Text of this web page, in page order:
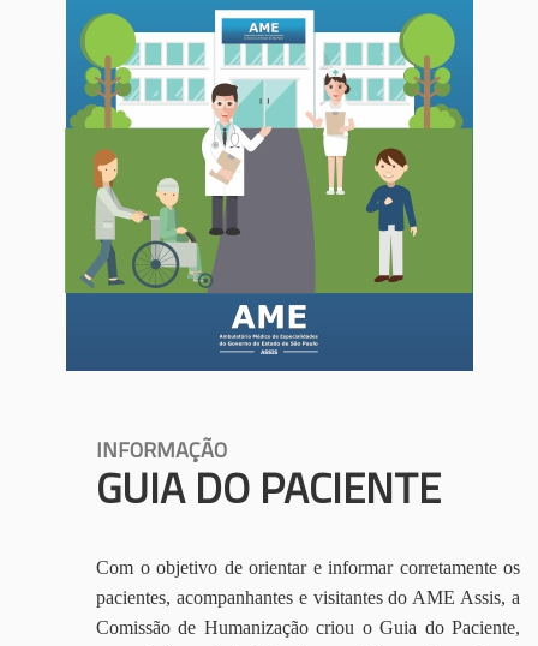
INFORMAÇÃO
GUIA DO PACIENTE
Com o objetivo de orientar e informar corretamente os
pacientes, acompanhantes e visitantes do AME Assis, a
Comissão de Humanização criou o Guia do Paciente,